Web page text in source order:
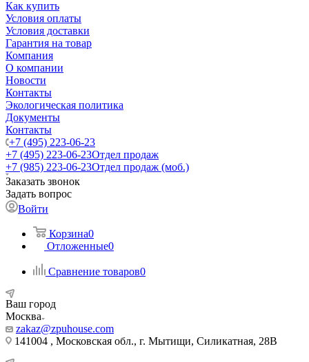
Как купить
Условия оплаты
Условия доставки
Гарантия на товар
Компания
О компании
Новости
Контакты
Экологическая политика
Документы
Контакты
+7 (495) 223-06-23
+7 (495) 223-06-23Отдел продаж
+7 (985) 223-06-23Отдел продаж (моб.)
Заказать звонок
Задать вопрос
Войти
Корзина0
Отложенные0
Сравнение товаров0
Ваш город
Москва
zakaz@zpuhouse.com
141004 , Московская обл., г. Мытищи, Силикатная, 28В